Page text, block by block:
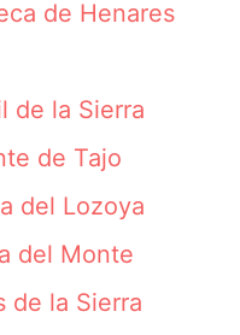
de Henares
de la Sierra
de Tajo
del Lozoya
del Monte
de la Sierra